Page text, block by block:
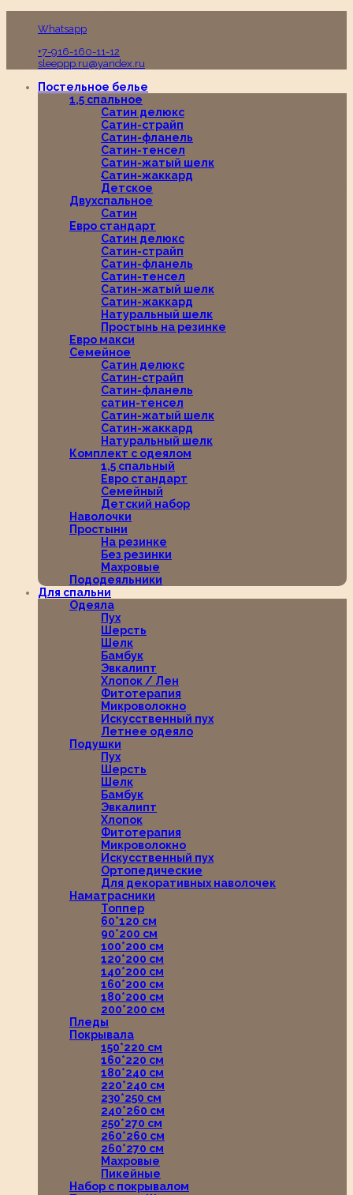
Whatsapp
+7-916-160-11-12
sleeppp.ru@yandex.ru
Постельное белье
1,5 спальное
Сатин делюкс
Сатин-страйп
Сатин-фланель
Сатин-тенсел
Сатин-жатый шелк
Сатин-жаккард
Детское
Двухспальное
Сатин
Евро стандарт
Сатин делюкс
Сатин-страйп
Сатин-фланель
Сатин-тенсел
Сатин-жатый шелк
Сатин-жаккард
Натуральный шелк
Простынь на резинке
Евро макси
Семейное
Сатин делюкс
Сатин-страйп
Сатин-фланель
сатин-тенсел
Сатин-жатый шелк
Сатин-жаккард
Натуральный шелк
Комплект с одеялом
1,5 спальный
Евро стандарт
Семейный
Детский набор
Наволочки
Простыни
На резинке
Без резинки
Махровые
Пододеяльники
Для спальни
Одеяла
Пух
Шерсть
Шелк
Бамбук
Эвкалипт
Хлопок / Лен
Фитотерапия
Микроволокно
Искусственный пух
Летнее одеяло
Подушки
Пух
Шерсть
Шелк
Бамбук
Эвкалипт
Хлопок
Фитотерапия
Микроволокно
Искусственный пух
Ортопедические
Для декоративных наволочек
Наматрасники
Топпер
60*120 см
90*200 см
100*200 см
120*200 см
140*200 см
160*200 см
180*200 см
200*200 см
Пледы
Покрывала
150*220 см
160*220 см
180*240 см
220*240 см
230*250 см
240*260 см
250*270 см
260*260 см
260*270 см
Махровые
Пикейные
Набор с покрывалом